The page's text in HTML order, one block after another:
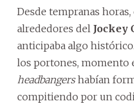
Desde tempranas
alrededores del Jockey
anticipaba algo
los portones, momento
headbangershabían
compitiendo por un